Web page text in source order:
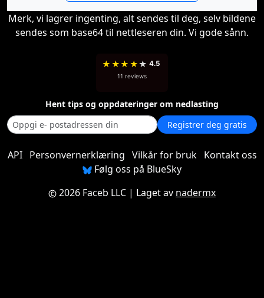
Merk, vi lagrer ingenting, alt sendes til deg, selv bildene
sendes som base64 til nettleseren din. Vi gode sånn.
★ ★★ ★★ 4.5
11 reviews
Hent tips og oppdateringer om nedlasting
Registrer deg gratis
API Personvernerklæring Vilkår for bruk
Kontakt oss
Følg oss på BlueSky
2026 Faceb LLC | Laget av nadermx